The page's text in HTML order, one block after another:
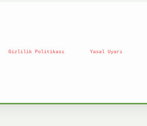
Gizlilik Politikası Yasal Uyarı